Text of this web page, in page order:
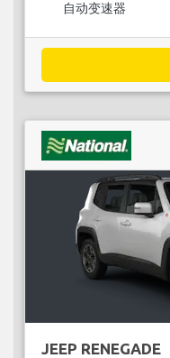
自动变速器
JEEP RENEGADE